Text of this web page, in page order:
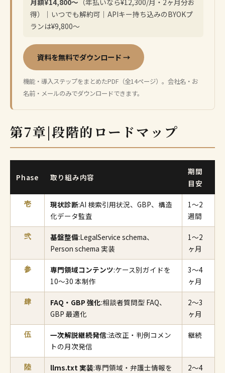
得）｜いつでも解約可｜APIキー持ち込みのBYOKプ
ランは¥9,800〜
資料を無料でダウンロード →
機能・導入ステップをまとめたPDF（全14ページ）。会社名・お
名前・メールのみでダウンロードできます。
第7章|段階的ロードマップ
Phase 取り組み内容
期間
目安
壱 現状診断:AI 検索引用状況、GBP、構造
化データ監査
1〜2
週間
弐 基盤整備:LegalService schema、
Person schema 実装
1〜2
ヶ月
参 専門領域コンテンツ:ケース別ガイドを
10〜30 本制作
3〜4
ヶ月
肆 FAQ・GBP 強化:相談者質問型 FAQ、
GBP 最適化
2〜3
ヶ月
伍 一次解説継続発信:法改正・判例コメン
トの月次発信
継続
陸 llms.txt 実装:専門領域・弁護士情報を
2〜4